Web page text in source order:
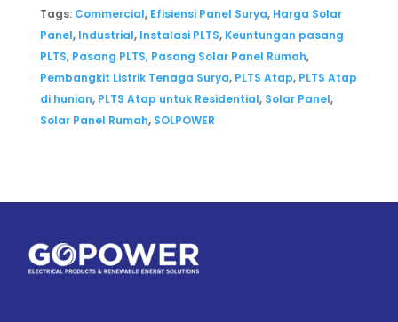
Tags: Commercial, Efisiensi Panel Surya, Harga Solar
Panel, Industrial, Instalasi PLTS, Keuntungan pasang
PLTS, Pasang PLTS, Pasang Solar Panel Rumah,
Pembangkit Listrik Tenaga Surya, PLTS Atap, PLTS Atap
di hunian, PLTS Atap untuk Residential, Solar Panel,
Solar Panel Rumah, SOLPOWER